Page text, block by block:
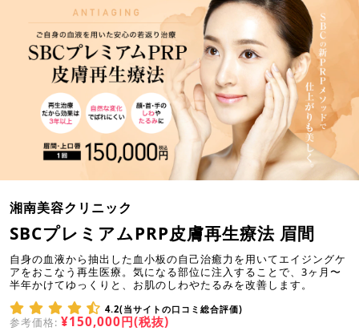
湘南美容クリニック
SBCプレミアムPRP皮膚再生療法 眉間
自身の血液から抽出した血小板の自己治癒力を用いてエイジングケ
アをおこなう再生医療。気になる部位に注入することで、3ヶ月〜
半年かけてゆっくりと、お肌のしわやたるみを改善します。
4.2(当サイトの口コミ総合評価)
参考価格: ¥150,000円(税抜)